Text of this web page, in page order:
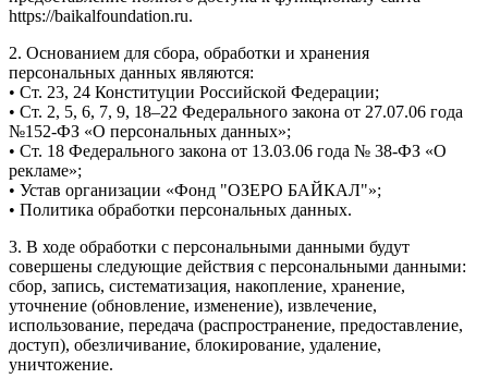
https://baikalfoundation.ru.
2. Основанием для сбора, обработки и хранения
персональных данных являются:
• Ст. 23, 24 Конституции Российской Федерации;
• Ст. 2, 5, 6, 7, 9, 18–22 Федерального закона от 27.07.06 года
№152-ФЗ «О персональных данных»;
• Ст. 18 Федерального закона от 13.03.06 года № 38-ФЗ «О
рекламе»;
• Устав организации «Фонд "ОЗЕРО БАЙКАЛ"»;
• Политика обработки персональных данных.
3. В ходе обработки с персональными данными будут
совершены следующие действия с персональными данными:
сбор, запись, систематизация, накопление, хранение,
уточнение (обновление, изменение), извлечение,
использование, передача (распространение, предоставление,
доступ), обезличивание, блокирование, удаление,
уничтожение.